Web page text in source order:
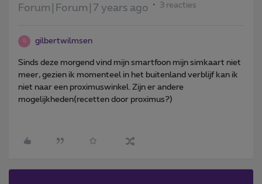
Forum|Forum|7 years ago 3 reacties
G gilbertwilmsen
Sinds deze morgend vind mijn smartfoon mijn simkaart niet
meer, gezien ik momenteel in het buitenland verblijf kan ik
niet naar een proximuswinkel. Zijn er andere
mogelijkheden(recetten door proximus?)